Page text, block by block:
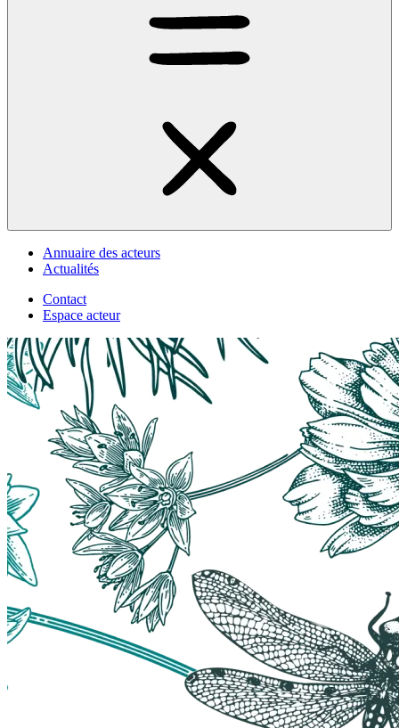
Annuaire des acteurs
Actualités
Contact
Espace acteur